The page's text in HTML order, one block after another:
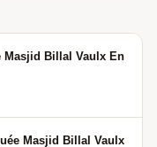
Masjid Billal Vaulx En
Masjid Billal Vaulx